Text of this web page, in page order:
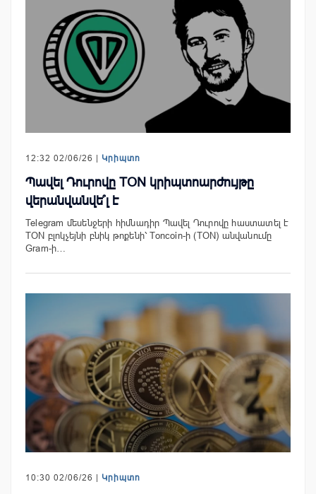
12:32 02/06/26 | Կրիպտո
Պավել Դուրովը TON կրիպտոարժույթը
վերանվանվե՞լ է
Telegram մեսենջերի հիմնադիր Պավել Դուրովը հաստատել է
TON բլոկչեյնի բնիկ թոքենի՝ Toncoin-ի (TON) անվանումը
Gram-ի…
10:30 02/06/26 | Կրիպտո